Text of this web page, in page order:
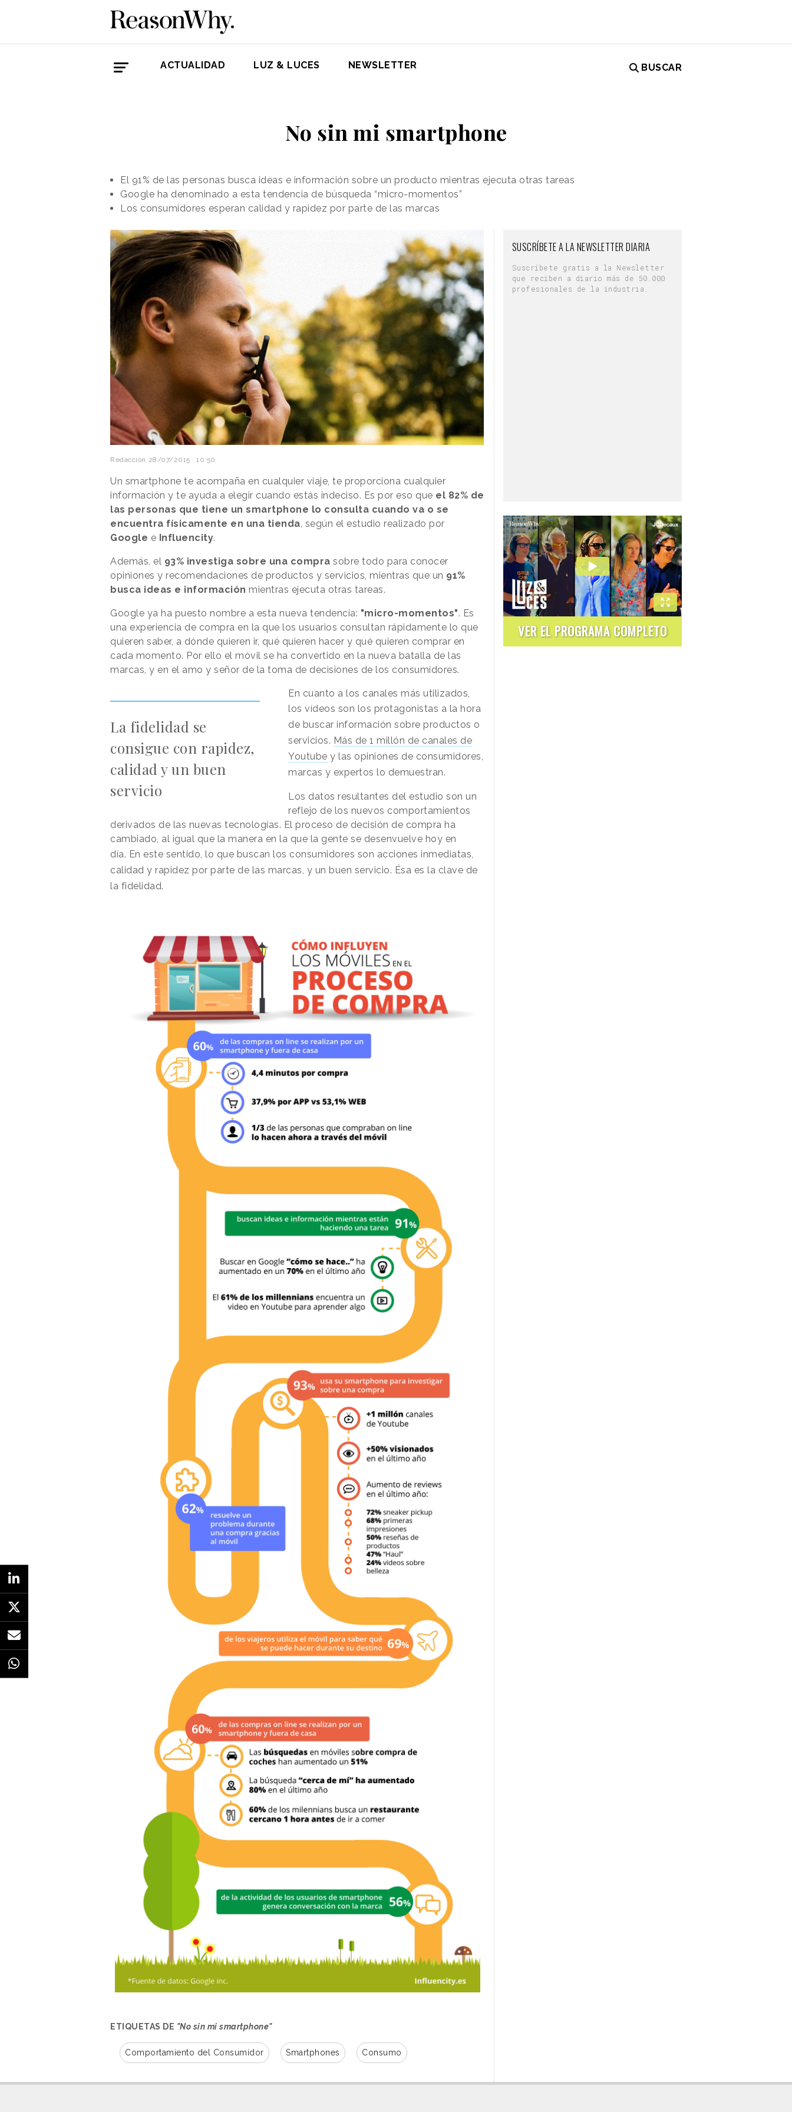
ACTUALIDAD LUZ & LUCES NEWSLETTER BUSCAR
No sin mi smartphone
El 91% de las personas busca ideas e información sobre un producto mientras ejecuta otras tareas
Google ha denominado a esta tendencia de búsqueda “micro-momentos”
Los consumidores esperan calidad y rapidez por parte de las marcas
Redacción 28/07/2015 · 10:50
Un smartphone te acompaña en cualquier viaje, te proporciona cualquier
información y te ayuda a elegir cuando estás indeciso. Es por eso que el 82% de
las personas que tiene un smartphone lo consulta cuando va o se
encuentra físicamente en una tienda , según el estudio realizado por
Google e Influencity.
Además, el 93% investiga sobre una compra sobre todo para conocer
opiniones y recomendaciones de productos y servicios, mientras que un 91%
busca ideas e información mientras ejecuta otras tareas.
Google ya ha puesto nombre a esta nueva tendencia: "micro-momentos". Es
una experiencia de compra en la que los usuarios consultan rápidamente lo que
quieren saber, a dónde quieren ir, qué quieren hacer y qué quieren comprar en
cada momento. Por ello el móvil se ha convertido en la nueva batalla de las
marcas, y en el amo y señor de la toma de decisiones de los consumidores.
La fidelidad se
consigue con rapidez,
calidad y un buen
servicio
En cuanto a los canales más utilizados,
l os vídeos son los protagonistas a la hora
de buscar información sobre productos o
servicios. Más de 1 millón de canales de
Youtube y las opiniones de consumidores,
marcas y expertos lo demuestran.
Los datos resultantes del estudio son un
reflejo de los nuevos comportamientos
derivados de las nuevas tecnologías. El proceso de decisión de compra ha
cambiado, al igual que la manera en la que la gente se desenvuelve hoy en
día. En este sentido, lo que buscan los consumidores son acciones inmediatas,
calidad y rapidez por parte de las marcas, y un buen servicio. Ésa es la clave de
la fidelidad.
ETIQUETAS DE "No sin mi smartphone"
Comportamiento del Consumidor Smartphones Consumo
SUSCRÍBETE A LA NEWSLETTER DIARIA
Suscríbete gratis a la Newsletter
que reciben a diario más de 50.000
profesionales de la industria.
VER EL PROGRAMA COMPLETO